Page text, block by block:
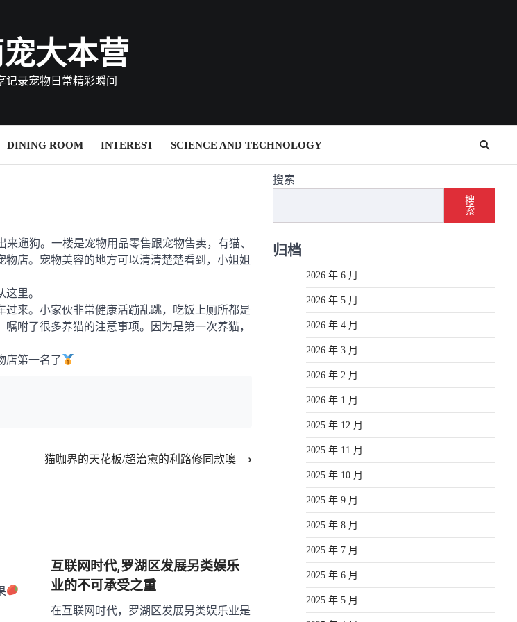
大本营
记录宠物日常精彩瞬间
DINING ROOM INTEREST SCIENCE AND TECHNOLOGY
遛狗。一楼是宠物用品零售跟宠物售卖，有猫、
店。宠物美容的地方可以清清楚楚看到，小姐姐
里。
来。小家伙非常健康活蹦乱跳，吃饭上厕所都是
咐了很多养猫的注意事项。因为是第一次养猫，
店第一名了
猫咖界的天花板/超治愈的利路修同款噢⟶
互联网时代,罗湖区发展另类娱乐
业的不可承受之重
在互联网时代，罗湖区发展另类娱乐业是
搜索
搜
索
归档
2026 年 6 月
2026 年 5 月
2026 年 4 月
2026 年 3 月
2026 年 2 月
2026 年 1 月
2025 年 12 月
2025 年 11 月
2025 年 10 月
2025 年 9 月
2025 年 8 月
2025 年 7 月
2025 年 6 月
2025 年 5 月